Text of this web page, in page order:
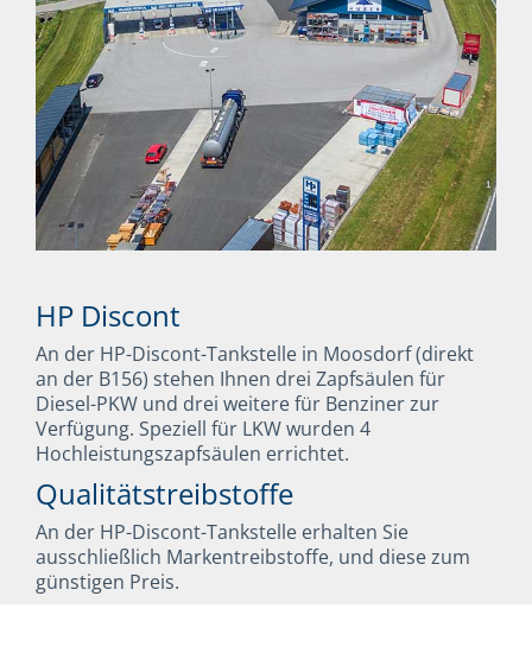
HP Discont
An der HP-Discont-Tankstelle in Moosdorf (direkt
an der B156) stehen Ihnen drei Zapfsäulen für
Diesel-PKW und drei weitere für Benziner zur
Verfügung. Speziell für LKW wurden 4
Hochleistungszapfsäulen errichtet.
Qualitätstreibstoffe
An der HP-Discont-Tankstelle erhalten Sie
ausschließlich Markentreibstoffe, und diese zum
günstigen Preis.